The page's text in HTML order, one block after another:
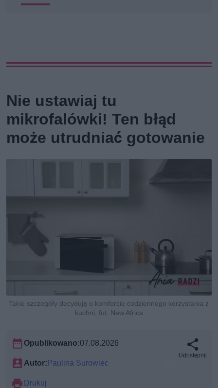
Nie ustawiaj tu
mikrofalówki! Ten błąd
może utrudniać gotowanie
Takie szczegóły decydują o komforcie codziennego korzystania z
kuchni, fot. New Africa
Opublikowano:07.08.2026
Autor:Paulina Surowiec
Drukuj
Udostępnij